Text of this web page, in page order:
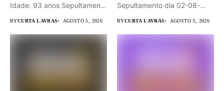
Idade: 93 anos Sepultamento
BYCURTA LAVRAS AGOSTO 5, 2026
Sepultamento dia 02-08-
BYCURTA LAVRAS AGOSTO 3, 2026